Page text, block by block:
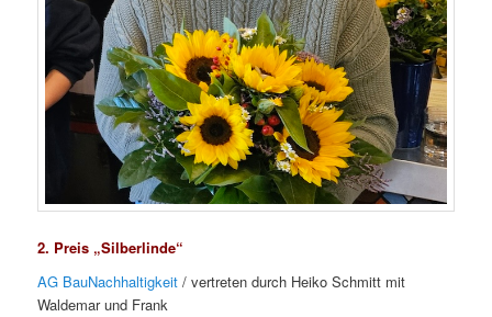
2. Preis „Silberlinde“
AG BauNachhaltigkeit / vertreten durch Heiko Schmitt mit
Waldemar und Frank